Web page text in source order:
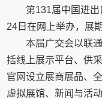
第131届中国进
24日在网上举办，展
本届广交会以联
括线上展示平台、供
官网设立展商展品、
虚拟展馆、新闻与活